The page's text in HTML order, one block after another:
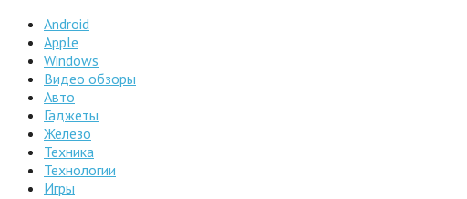
Android
Apple
Windows
Видео обзоры
Авто
Гаджеты
Железо
Техника
Технологии
Игры